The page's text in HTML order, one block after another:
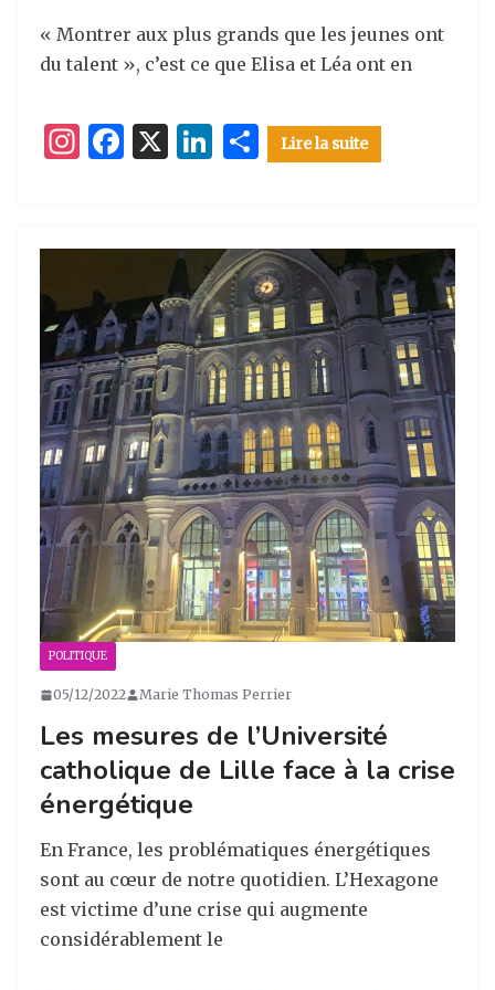
« Montrer aux plus grands que les jeunes ont
du talent », c’est ce que Elisa et Léa ont en
I
a
g
ra
m
F
e
o
o
k
X
Li
e
dI
n
ar
g
er
Lire la suite
POLITIQUE
05/12/2022 Marie Thomas Perrier
Les mesures de l’Université
catholique de Lille face à la crise
énergétique
En France, les problématiques énergétiques
sont au cœur de notre quotidien. L’Hexagone
est victime d’une crise qui augmente
considérablement le